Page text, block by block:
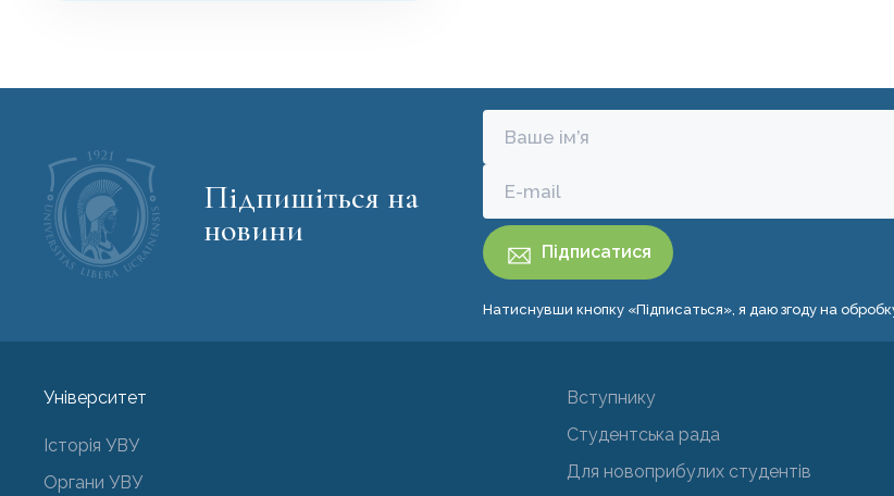
Підпишіться на
новини
Натиснувши кнопку «Підписаться», я даю згоду на
Університет
Історія УВУ
Органи УВУ
Вступнику
Студентська рада
Для новоприбулих студентів